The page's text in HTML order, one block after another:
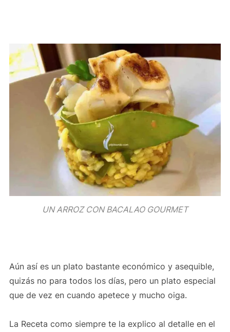
UN ARROZ CON BACALAO GOURMET
Aún así es un plato bastante económico y asequible,
quizás no para todos los días, pero un plato especial
que de vez en cuando apetece y mucho oiga.
La Receta como siempre te la explico al detalle en el